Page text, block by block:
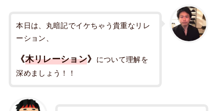
本日は、丸暗記でイケちゃう貴重なリレ
ーション、
《木リレーション》
について理解を
深めましょう！！